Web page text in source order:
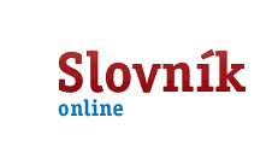
Slovník
online